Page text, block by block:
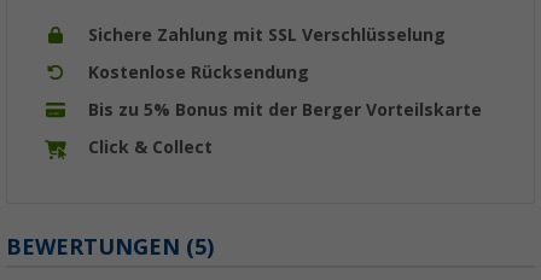
Sichere Zahlung mit SSL Verschlüsselung
Kostenlose Rücksendung
Bis zu 5% Bonus mit der Berger Vorteilskarte
Click & Collect
BEWERTUNGEN (5)